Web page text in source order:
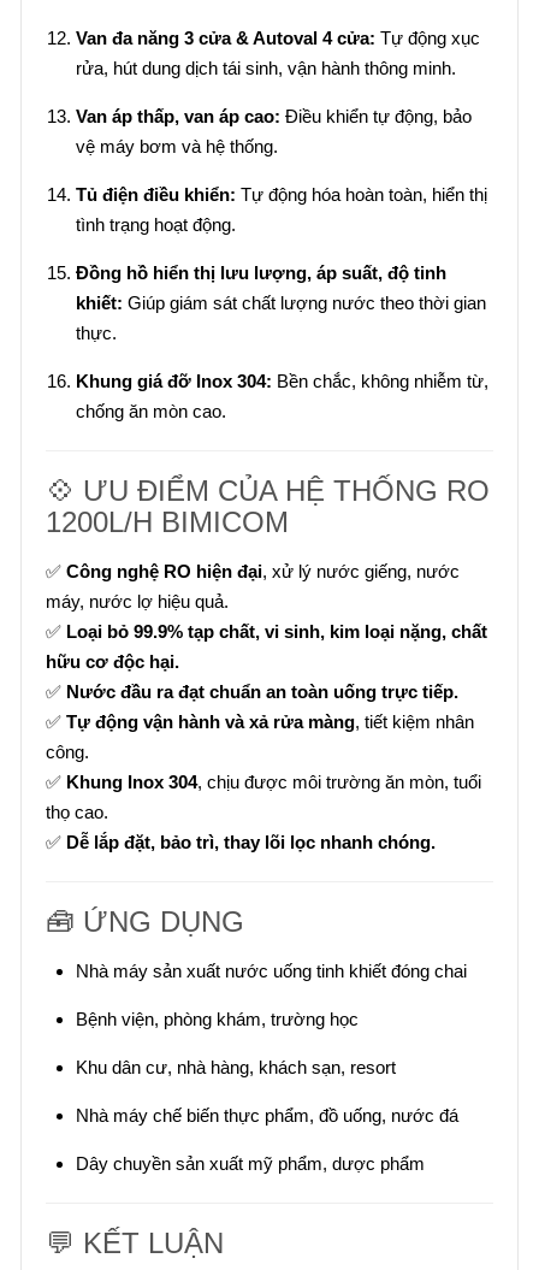
Van đa năng 3 cửa & Autoval 4 cửa: Tự động xục
rửa, hút dung dịch tái sinh, vận hành thông minh.
Van áp thấp, van áp cao: Điều khiển tự động, bảo
vệ máy bơm và hệ thống.
Tủ điện điều khiển: Tự động hóa hoàn toàn, hiển thị
tình trạng hoạt động.
Đồng hồ hiển thị lưu lượng, áp suất, độ tinh
khiết: Giúp giám sát chất lượng nước theo thời gian
thực.
Khung giá đỡ Inox 304: Bền chắc, không nhiễm từ,
chống ăn mòn cao.
💠 ƯU ĐIỂM CỦA HỆ THỐNG RO
1200L/H BIMICOM
✅ Công nghệ RO hiện đại, xử lý nước giếng, nước
máy, nước lợ hiệu quả.
✅ Loại bỏ 99.9% tạp chất, vi sinh, kim loại nặng, chất
hữu cơ độc hại.
✅ Nước đầu ra đạt chuẩn an toàn uống trực tiếp.
✅ Tự động vận hành và xả rửa màng, tiết kiệm nhân
công.
✅ Khung Inox 304, chịu được môi trường ăn mòn, tuổi
thọ cao.
✅ Dễ lắp đặt, bảo trì, thay lõi lọc nhanh chóng.
🧰 ỨNG DỤNG
Nhà máy sản xuất nước uống tinh khiết đóng chai
Bệnh viện, phòng khám, trường học
Khu dân cư, nhà hàng, khách sạn, resort
Nhà máy chế biến thực phẩm, đồ uống, nước đá
Dây chuyền sản xuất mỹ phẩm, dược phẩm
💬 KẾT LUẬN